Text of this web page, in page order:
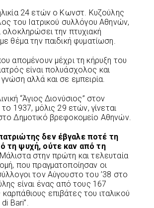
24 ετών ο Κωνστ. Κυζούλης
του Ιατρικού συλλόγου Αθηνών,
ολοκληρώσει την πτυχιακή
θέμα την παιδική φυματίωση.
απομένουν μέχρι τη κήρυξη του
είναι πολυάσχολος και
αλλά και σε εμπειρία.
“Άγιος Διονύσιος” στον
1937, μόλις 29 ετών, γίνεται
Δημοτικό βρεφοκομείο Αθηνών.
δεν έβγαλε ποτέ τη
τη ψυχή, ούτε καν από τη
Μάλιστα στην πρώτη και τελευταία
που πραγματοποίησαν οι
τον Αύγουστο του ’38 στο
είναι ένας από τους 167
επιβάτες του ιταλικού
Bari”.